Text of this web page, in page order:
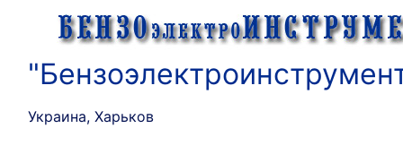
Украина, Харьков